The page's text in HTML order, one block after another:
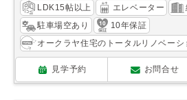
LDK15帖以上
エレベーター
駐車場空あり
10年保証
オークラヤ住宅のトータルリノベーシ
見学予約 お問合せ